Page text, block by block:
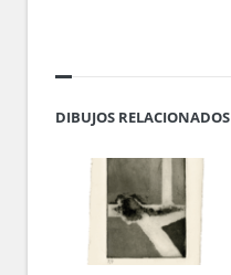
DIBUJOS RELACIONADOS